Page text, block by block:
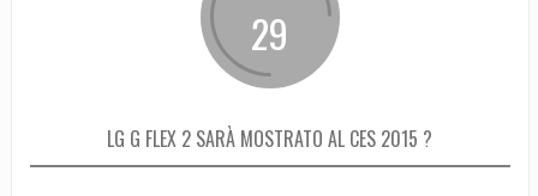
29
LG G FLEX 2 SARÀ MOSTRATO AL CES 2015 ?